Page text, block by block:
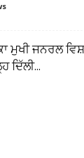
ਮੁਖੀ ਜਨਰਲ
ਦਿੱਲੀ...